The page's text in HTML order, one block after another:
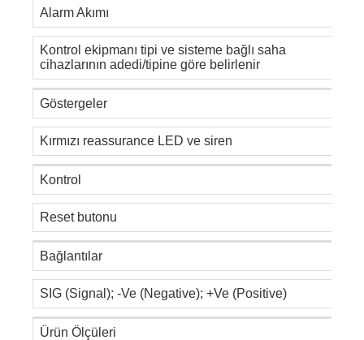
Alarm Akımı
Kontrol ekipmanı tipi ve sisteme bağlı saha
cihazlarının adedi/tipine göre belirlenir
Göstergeler
Kırmızı reassurance LED ve siren
Kontrol
Reset butonu
Bağlantılar
SIG (Signal); -Ve (Negative); +Ve (Positive)
Ürün Ölçüleri